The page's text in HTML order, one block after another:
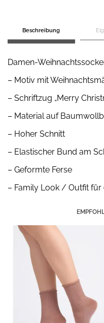
Beschreibung
Damen-
– Motiv mit
– Schriftzug „Merry
– Material auf
– Hoher Schnitt
– Elastischer Bund am
– Geformte Ferse
– Family Look / Outfit für